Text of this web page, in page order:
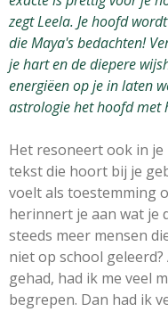
zegt Leela. Je hoofd
die Maya's bedachten!
je hart en de diepere
energiëen op je in laten
astrologie het hoofd met
Het resoneert ook in je
tekst die hoort bij je
voelt als toestemming
herinnert je aan wat je
steeds meer mensen
niet op school
gehad, had ik me veel
begrepen. Dan had ik